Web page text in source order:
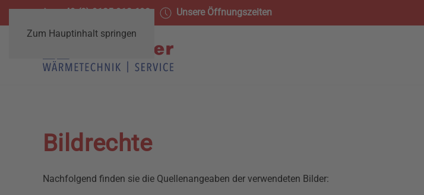
Zum Hauptinhalt springen
+49 (0) 9135 913 690 Unsere Öffnungszeiten
Bildrechte
Nachfolgend finden sie die Quellenangeaben der verwendeten Bilder: